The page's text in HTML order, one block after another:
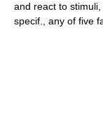
and react to
specif., any of five